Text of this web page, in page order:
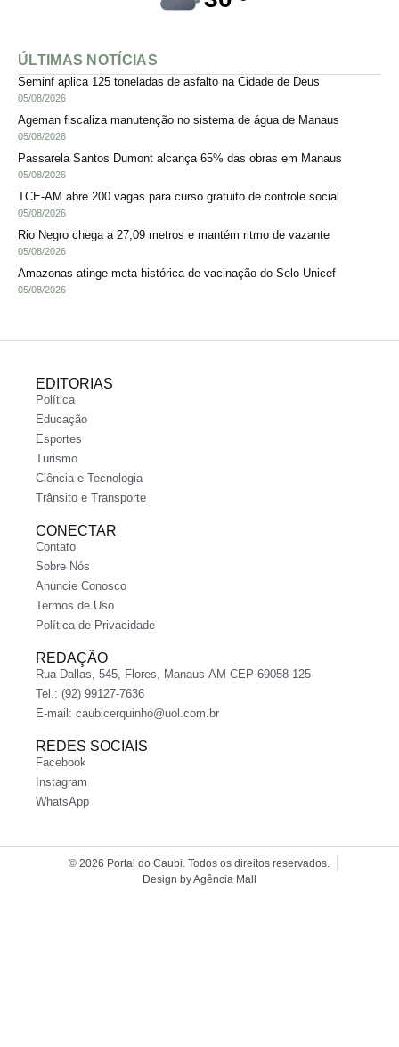
ÚLTIMAS NOTÍCIAS
Seminf aplica 125 toneladas de asfalto na Cidade de Deus
05/08/2026
Ageman fiscaliza manutenção no sistema de água de Manaus
05/08/2026
Passarela Santos Dumont alcança 65% das obras em Manaus
05/08/2026
TCE-AM abre 200 vagas para curso gratuito de controle social
05/08/2026
Rio Negro chega a 27,09 metros e mantém ritmo de vazante
05/08/2026
Amazonas atinge meta histórica de vacinação do Selo Unicef
05/08/2026
EDITORIAS
Política
Educação
Esportes
Turismo
Ciência e Tecnologia
Trânsito e Transporte
CONECTAR
Contato
Sobre Nós
Anuncie Conosco
Termos de Uso
Política de Privacidade
REDAÇÃO
Rua Dallas, 545, Flores, Manaus-AM CEP 69058-125
Tel.: (92) 99127-7636
E-mail: caubicerquinho@uol.com.br
REDES SOCIAIS
Facebook
Instagram
WhatsApp
© 2026 Portal do Caubi. Todos os direitos reservados.
Design by Agência Mall